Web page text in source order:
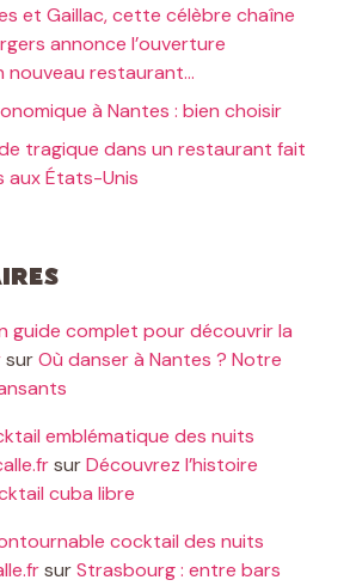
et Gaillac, cette célèbre chaîne
annonce l’ouverture
nouveau restaurant…
à Nantes : bien choisir
tragique dans un restaurant fait
aux États-Unis
guide complet pour découvrir la
surOù danser à Nantes ? Notre
emblématique des nuits
surDécouvrez l’histoire
cuba libre
cocktail des nuits
surStrasbourg : entre bars